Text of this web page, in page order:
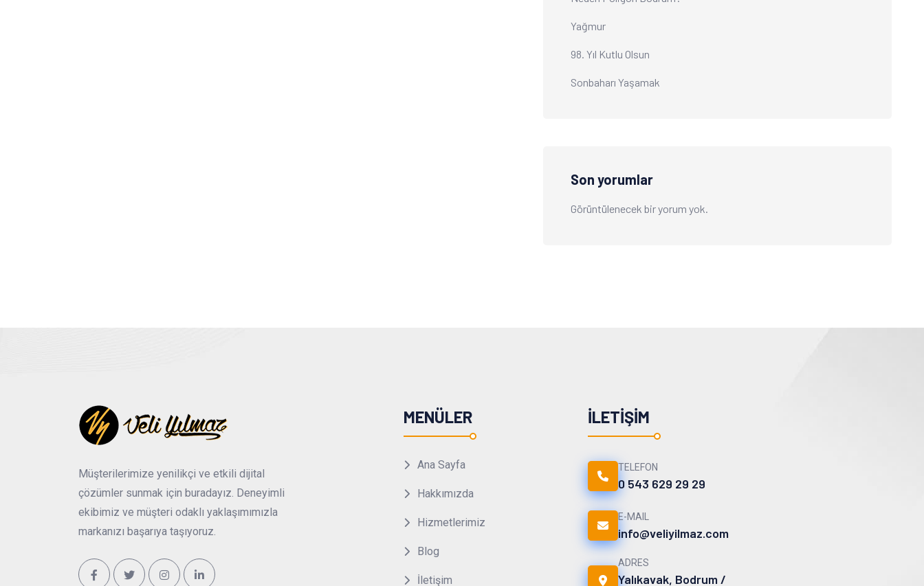
Yağmur
98. Yıl Kutlu Olsun
Sonbaharı Yaşamak
Son yorumlar
Görüntülenecek bir yorum yok.
Müşterilerimize yenilikçi ve etkili dijital
çözümler sunmak için buradayız. Deneyimli
ekibimiz ve müşteri odaklı yaklaşımımızla
markanızı başarıya taşıyoruz.
MENÜLER
Ana Sayfa
Hakkımızda
Hizmetlerimiz
Blog
İletişim
İLETIŞIM
TELEFON
0 543 629 29 29
E-MAIL
info@veliyilmaz.com
ADRES
Yalıkavak, Bodrum /